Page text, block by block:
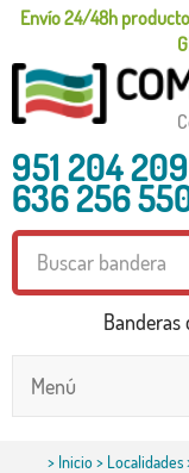
Envío 24/48h
951 204 209
636 256
Banderas
Menú
> Inicio> Localidades